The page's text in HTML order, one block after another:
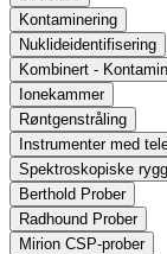
Kontaminering
Nuklideidentifisering
Kombinert -
Ionekammer
Røntgenstråling
Instrumenter med
Spektroskopiske
Berthold Prober
Radhound Prober
Mirion CSP-prober